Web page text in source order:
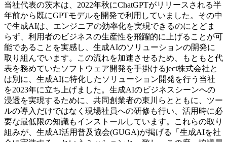
当社代表の茨木は、2022年秋にChatGPTがリリースされる半
年前から既にGPTモデルを開発で利用していました。その中
で生成AIは、エンジニアの効率化を実現できるのにとどま
らず、利用者のビジネスの生産性を飛躍的に上げることが可
能であることを実感し、生成AIのソリューションの開発に
取り組んでいます。この流れを加速させるため、もともと代
表を務めていたソフトウェア開発を手掛けるject株式会社と
は別に、生成AIに特化したソリューション開発を行う当社
を2023年に立ち上げました。生成AIのビジネスシーンへの
浸透を実現するために、共同創業者の東川らとともに、ツー
ルの導入だけではなく現場社員への研修も行い、活用時に必
要な最低限の知識もインストールしています。これらの取り
組みが、生成AI活用普及協会(GUGA)が掲げる「生成AIを社